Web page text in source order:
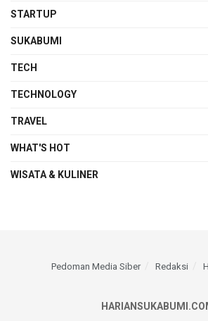
STARTUP
SUKABUMI
TECH
TECHNOLOGY
TRAVEL
WHAT'S HOT
WISATA & KULINER
Pedoman Media Siber Redaksi